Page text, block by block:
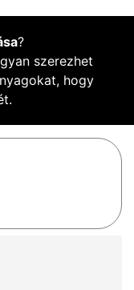
?
szerezhet
hogy